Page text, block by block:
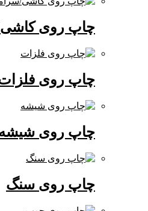
چاپ روی کاشی/سرامیک
چاپ روی فلزات
چاپ روی شیشه
چاپ روی سنگ